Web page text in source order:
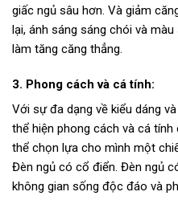
giấc ngủ sâu hơn. Và giảm
lại, ánh sáng sáng chói và
làm tăng căng thẳng.
3. Phong cách và cá tính:
Với sự đa dạng về kiểu dáng
thể hiện phong cách và cá
thể chọn lựa cho mình một
Đèn ngủ có cổ điển. Đèn ngủ
không gian sống độc đáo và